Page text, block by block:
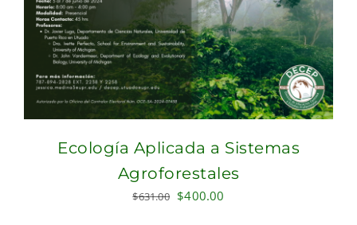
Ecología Aplicada a Sistemas
Agroforestales
$631.00 Original
$400.00